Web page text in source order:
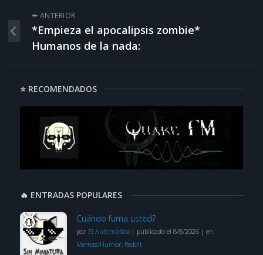
⬅️ ANTERIOR
*Empieza el apocalipsis zombie*
Humanos de la nada:
⭐ RECOMENDADOS
🔥 ENTRADAS POPULARES
Cuándo fuma usted?
por El Automático| publicado el 8/8/2026| en
Memes/Humor, Reddit